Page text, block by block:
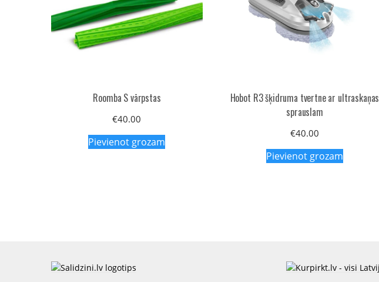
Roomba S vārpstas
€40.00
Pievienot grozam
Hobot R3 šķidruma tvertne ar ultraskaņas
sprauslam
€40.00
Pievienot grozam